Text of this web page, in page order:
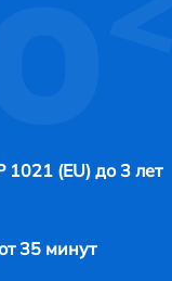
(EU) до 3 лет
35 минут